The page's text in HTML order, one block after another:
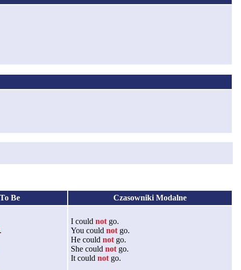
To Be Czasowniki Modalne
.
I could not go.
You could not go.
He could not go.
She could not go.
It could not go.